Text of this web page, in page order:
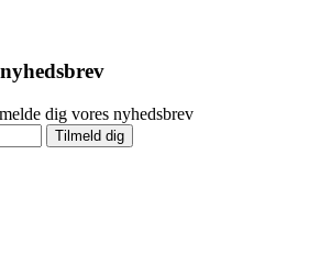
dig vores nyhedsbrev
Tilmeld dig